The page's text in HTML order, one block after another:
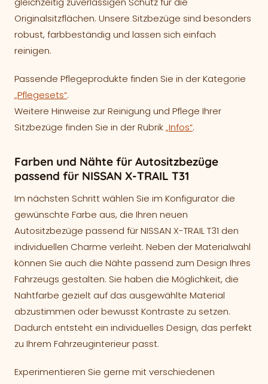
Originalsitzflächen. Unsere Sitzbezüge sind besonders
robust, farbbeständig und lassen sich einfach
reinigen.
Passende Pflegeprodukte finden Sie in der Kategorie
„Pflegesets“.
Weitere Hinweise zur Reinigung und Pflege Ihrer
Sitzbezüge finden Sie in der Rubrik„Infos“.
Farben und Nähte für Autositzbezüge
passend für NISSAN X-TRAIL T31
Im nächsten Schritt wählen Sie im Konfigurator die
gewünschte Farbe aus, die Ihren neuen
Autositzbezüge passend für NISSAN X-TRAIL T31 den
individuellen Charme verleiht. Neben der Materialwahl
können Sie auch die Nähte passend zum Design Ihres
Fahrzeugs gestalten. Sie haben die Möglichkeit, die
Nahtfarbe gezielt auf das ausgewählte Material
abzustimmen oder bewusst Kontraste zu setzen.
Dadurch entsteht ein individuelles Design, das perfekt
zu Ihrem Fahrzeuginterieur passt.
Experimentieren Sie gerne mit verschiedenen